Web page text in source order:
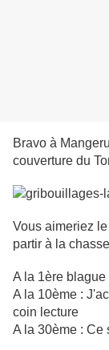
Bravo à
couverture du
Vous aimeriez
partir à la
A la 1ère blague
A la 10ème :
coin lecture
A la 30ème : Ce